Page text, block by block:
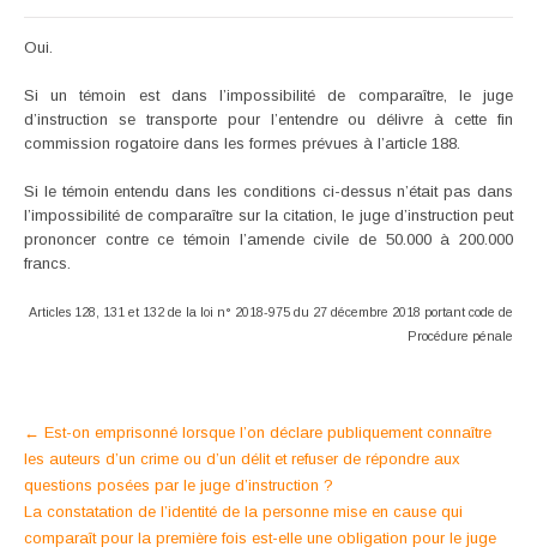
Oui.
Si un témoin est dans l’impossibilité de comparaître, le juge
d’instruction se transporte pour l’entendre ou délivre à cette fin
commission rogatoire dans les formes prévues à l’article 188.
Si le témoin entendu dans les conditions ci-dessus n’était pas dans
l’impossibilité de comparaître sur la citation, le juge d’instruction peut
prononcer contre ce témoin l’amende civile de 50.000 à 200.000
francs.
Articles 128, 131 et 132 de la loi n° 2018-975 du 27 décembre 2018 portant code de
Procédure pénale
Post
navigation
← Est-on emprisonné lorsque l’on déclare publiquement connaître
les auteurs d’un crime ou d’un délit et refuser de répondre aux
questions posées par le juge d’instruction ?
La constatation de l’identité de la personne mise en cause qui
comparaît pour la première fois est-elle une obligation pour le juge